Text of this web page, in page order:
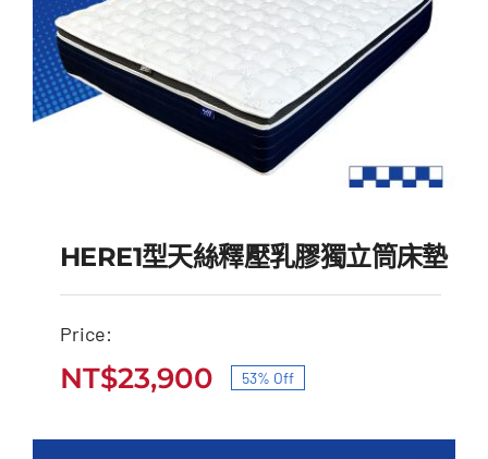
HERE1型天絲釋壓乳膠獨
HERE1型天絲釋壓乳膠獨立筒床墊
Price:
原
始
NT$23,900
目
前
53% Off